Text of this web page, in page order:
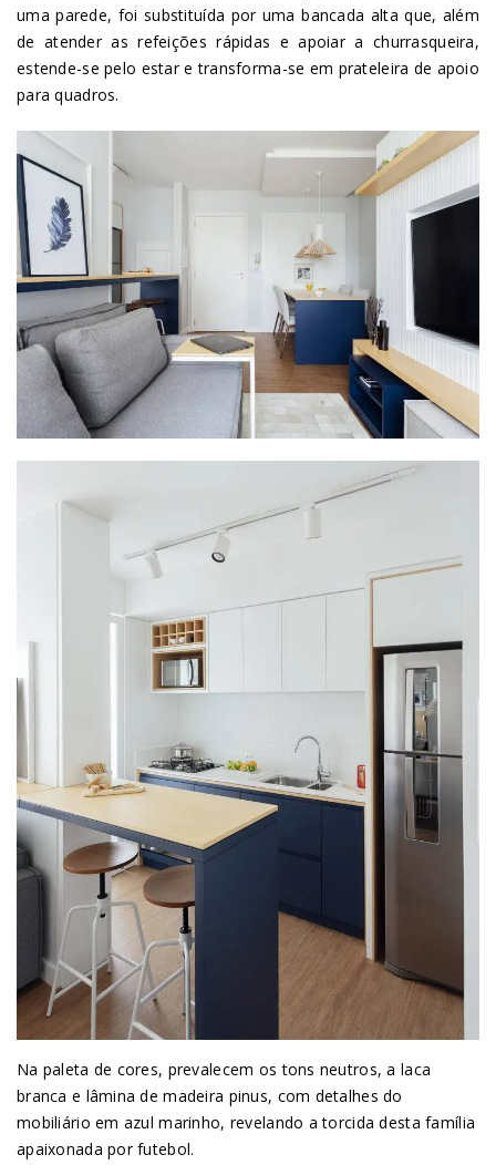
uma parede, foi substituída por uma bancada alta que, além
de atender as refeições rápidas e apoiar a churrasqueira,
estende-se pelo estar e transforma-se em prateleira de apoio
para quadros.
Na paleta de cores, prevalecem os tons neutros, a laca
branca e lâmina de madeira pinus, com detalhes do
mobiliário em azul marinho, revelando a torcida desta família
apaixonada por futebol.